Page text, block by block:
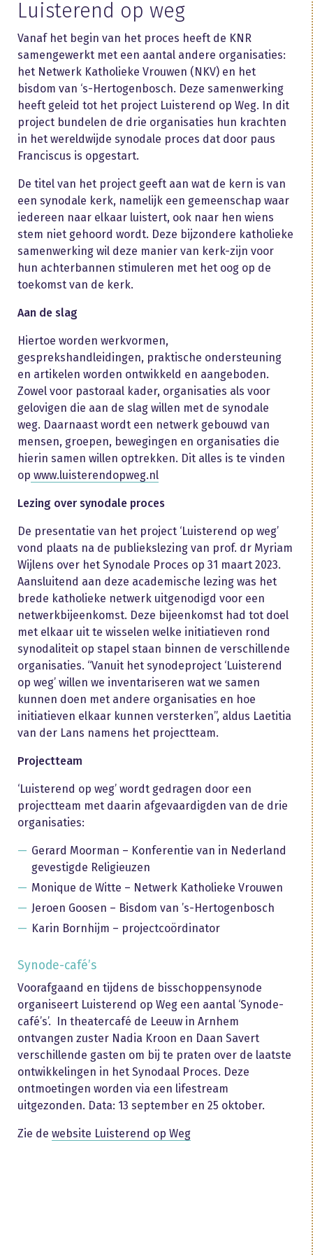
Luisterend op weg
Vanaf het begin van het proces heeft de KNR
samengewerkt met een aantal andere organisaties:
het Netwerk Katholieke Vrouwen (NKV) en het
bisdom van ‘s-Hertogenbosch. Deze samenwerking
heeft geleid tot het project Luisterend op Weg. In dit
project bundelen de drie organisaties hun krachten
in het wereldwijde synodale proces dat door paus
Franciscus is opgestart.
De titel van het project geeft aan wat de kern is van
een synodale kerk, namelijk een gemeenschap waar
iedereen naar elkaar luistert, ook naar hen wiens
stem niet gehoord wordt. Deze bijzondere katholieke
samenwerking wil deze manier van kerk-zijn voor
hun achterbannen stimuleren met het oog op de
toekomst van de kerk.
Aan de slag
Hiertoe worden werkvormen,
gesprekshandleidingen, praktische ondersteuning
en artikelen worden ontwikkeld en aangeboden.
Zowel voor pastoraal kader, organisaties als voor
gelovigen die aan de slag willen met de synodale
weg. Daarnaast wordt een netwerk gebouwd van
mensen, groepen, bewegingen en organisaties die
hierin samen willen optrekken. Dit alles is te vinden
op www.luisterendopweg.nl
Lezing over synodale proces
De presentatie van het project ‘Luisterend op weg’
vond plaats na de publiekslezing van prof. dr Myriam
Wijlens over het Synodale Proces op 31 maart 2023.
Aansluitend aan deze academische lezing was het
brede katholieke netwerk uitgenodigd voor een
netwerkbijeenkomst. Deze bijeenkomst had tot doel
met elkaar uit te wisselen welke initiatieven rond
synodaliteit op stapel staan binnen de verschillende
organisaties. “Vanuit het synodeproject ‘Luisterend
op weg’ willen we inventariseren wat we samen
kunnen doen met andere organisaties en hoe
initiatieven elkaar kunnen versterken”, aldus Laetitia
van der Lans namens het projectteam.
Projectteam
‘Luisterend op weg’ wordt gedragen door een
projectteam met daarin afgevaardigden van de drie
organisaties:
Gerard Moorman – Konferentie van in Nederland
gevestigde Religieuzen
Monique de Witte – Netwerk Katholieke Vrouwen
Jeroen Goosen – Bisdom van ’s-Hertogenbosch
Karin Bornhijm – projectcoördinator
Synode-café’s
Voorafgaand en tijdens de bisschoppensynode
organiseert Luisterend op Weg een aantal ‘Synode-
café’s’. In theatercafé de Leeuw in Arnhem
ontvangen zuster Nadia Kroon en Daan Savert
verschillende gasten om bij te praten over de laatste
ontwikkelingen in het Synodaal Proces. Deze
ontmoetingen worden via een lifestream
uitgezonden. Data: 13 september en 25 oktober.
Zie de website Luisterend op Weg